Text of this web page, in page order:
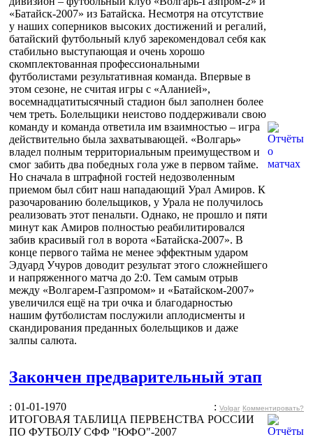
«Батайск-2007» из Батайска. Несмотря на отсутствие
у наших соперников высоких достижений и регалий,
батайский футбольный клуб зарекомендовал себя как
стабильно выступающая и очень хорошо
скомплектованная профессиональными
футболистами результативная команда. Впервые в
этом сезоне, не считая игры с «Аланией»,
восемнадцатитысячный стадион был заполнен более
чем треть. Болельщики неистово поддерживали свою
команду и команда ответила им взаимностью – игра
действительно была захватывающей. «Волгарь»
владел полным территориальным преимуществом и
смог забить два победных гола уже в первом тайме.
Но сначала в штрафной гостей недозволенным
приемом был сбит наш нападающий Урал Амиров. К
разочарованию болельщиков, у Урала не получилось
реализовать этот пенальти. Однако, не прошло и пяти
минут как Амиров полностью реабилитировался
забив красивый гол в ворота «Батайска-2007». В
конце первого тайма не менее эффектным ударом
Эдуард Учуров доводит результат этого сложнейшего
и напряженного матча до 2:0. Тем самым отрыв
между «Волгарем-Газпромом» и «Батайском-2007»
увеличился ещё на три очка и благодарностью
нашим футболистам послужили аплодисменты и
скандирования преданных болельщиков и даже
залпы салюта.
Закончен предварительный этап
: 01-01-1970 : Volgar Комментировать?
ИТОГОВАЯ ТАБЛИЦА ПЕРВЕНСТВА РОССИИ
ПО ФУТБОЛУ СФФ "ЮФО"-2007